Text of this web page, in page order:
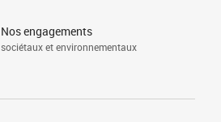
Nos engagements
sociétaux et environnementaux